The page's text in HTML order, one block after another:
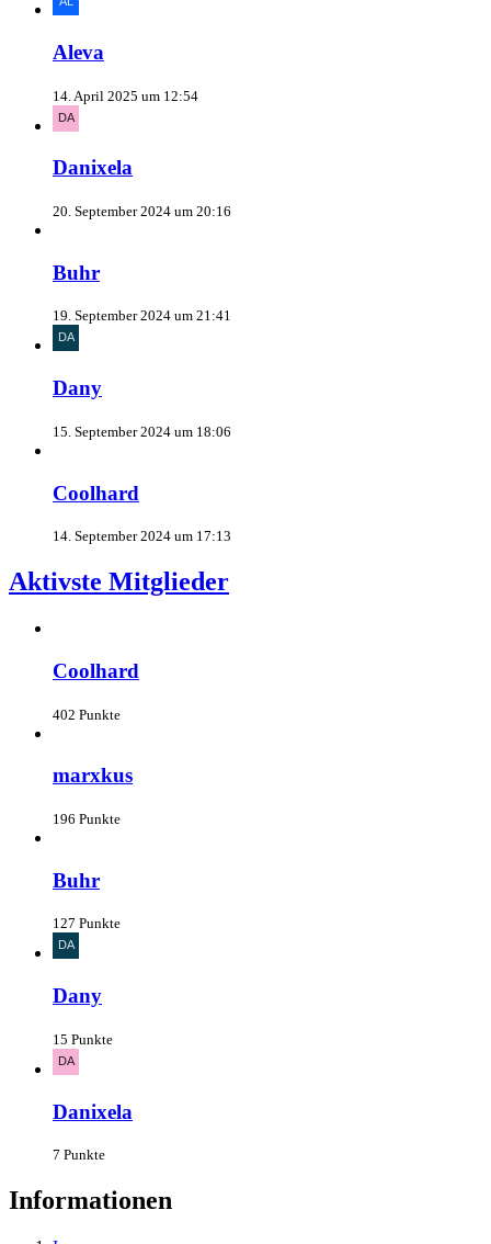
Aleva
14. April 2025 um 12:54
Danixela
20. September 2024 um 20:16
Buhr
19. September 2024 um 21:41
Dany
15. September 2024 um 18:06
Coolhard
14. September 2024 um 17:13
Aktivste Mitglieder
Coolhard
402 Punkte
marxkus
196 Punkte
Buhr
127 Punkte
Dany
15 Punkte
Danixela
7 Punkte
Informationen